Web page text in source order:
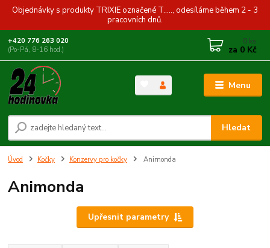
Objednávky s produkty TRIXIE označené T....., odesíláme během 2 - 3
pracovních dnů.
Menu
Hledat
+420 776 263 020
(Po-Pá, 8-16 hod.)
0 ks
za 0 Kč
Úvod Kočky Konzervy pro kočky Animonda
Animonda
Upřesnit parametry